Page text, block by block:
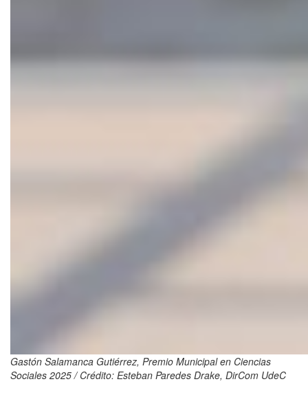
Gastón Salamanca Gutiérrez, Premio Municipal en Ciencias
Sociales 2025 / Crédito: Esteban Paredes Drake, DirCom UdeC